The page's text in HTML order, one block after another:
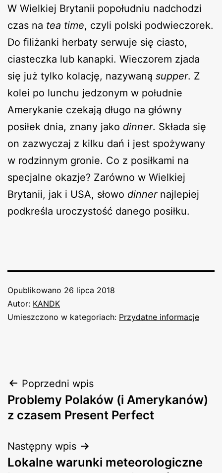
W Wielkiej Brytanii popołudniu nadchodzi
czas na tea time, czyli polski podwieczorek.
Do filiżanki herbaty serwuje się ciasto,
ciasteczka lub kanapki. Wieczorem zjada
się już tylko kolację, nazywaną supper. Z
kolei po lunchu jedzonym w południe
Amerykanie czekają długo na główny
posiłek dnia, znany jako dinner. Składa się
on zazwyczaj z kilku dań i jest spożywany
w rodzinnym gronie. Co z posiłkami na
specjalne okazje? Zarówno w Wielkiej
Brytanii, jak i USA, słowo dinnernajlepiej
podkreśla uroczystość danego posiłku.
Opublikowano 26 lipca 2018
Autor: KANDK
Umieszczono w kategoriach: Przydatne informacje
Nawigacja
wpisu
Poprzedni wpis
Problemy Polaków (i Amerykanów)
z czasem Present Perfect
Następny wpis
Lokalne warunki meteorologiczne